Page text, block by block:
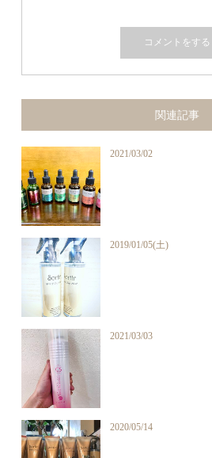
関連記事
2021/03/02
2019/01/05(土)
2021/03/03
2020/05/14